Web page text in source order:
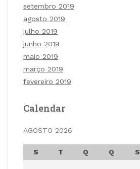
setembro 2019
agosto 2019
julho 2019
junho 2019
maio 2019
março 2019
fevereiro 2019
Calendar
AGOSTO 2026
S T Q Q S